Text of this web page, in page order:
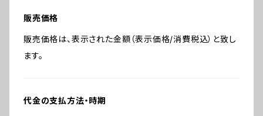
販売価格
販売価格は、表示された金額（表示価格/消費税込）と致し
ます。
代金の支払方法・時期